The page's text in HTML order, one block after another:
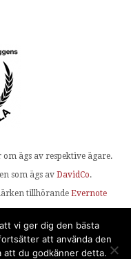
ägs av respektive ägare.
som ägs av DavidCo.
tillhörande Evernote
The Noun Project.
vi ger dig den bästa
att använda den
att du godkänner detta.